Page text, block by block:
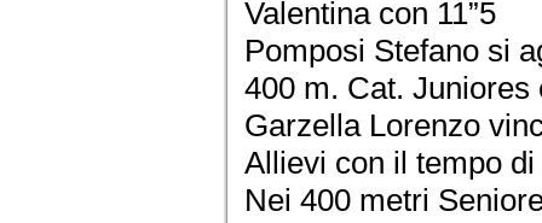
Valentina con 11”5
Pomposi Stefano si
400 m. Cat. Juniores
Garzella Lorenzo
Allievi con il tempo di
Nei 400 metri